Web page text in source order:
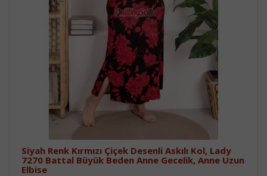
Siyah Renk Kırmızı Çiçek Desenli Askılı Kol, Lady
7270 Battal Büyük Beden Anne Gecelik, Anne Uzun
Elbise